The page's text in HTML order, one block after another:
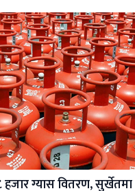
हजार ग्यास वितरण,